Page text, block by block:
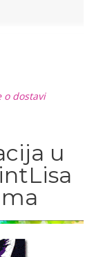
MORE
READ
o dostavi
u